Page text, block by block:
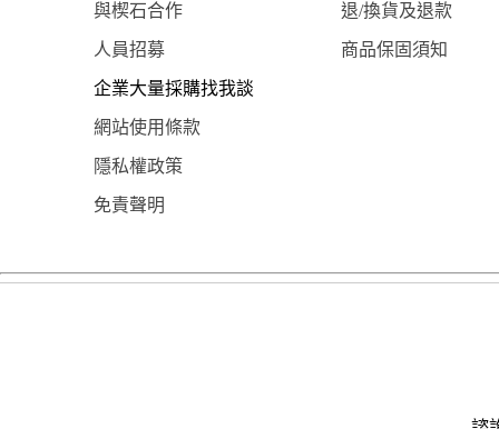
與楔石合作 退/換貨及退款
人員招募 商品保固須知
企業大量採購找我談
網站使用條款
隱私權政策
免責聲明